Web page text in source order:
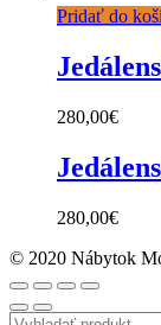
Pridať do
280,00€
280,00€
© 2020 Nábytok